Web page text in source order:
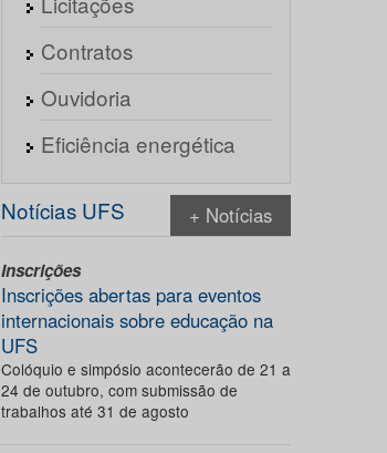
Contratos
Ouvidoria
Eficiência energética
Notícias UFS + Notícias
Inscrições
Inscrições abertas para eventos
internacionais sobre educação na
UFS
Colóquio e simpósio acontecerão de 21 a
24 de outubro, com submissão de
trabalhos até 31 de agosto